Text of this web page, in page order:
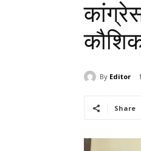
By Editor
Share